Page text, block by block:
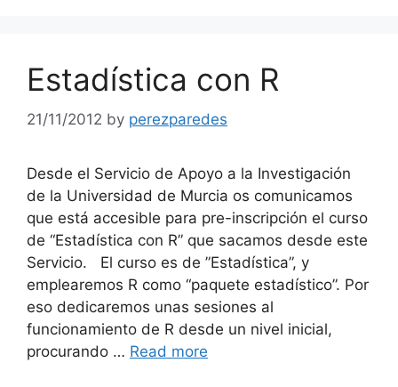
Estadística con R
21/11/2012 by perezparedes
Desde el Servicio de Apoyo a la Investigación
de la Universidad de Murcia os comunicamos
que está accesible para pre-inscripción el curso
de “Estadística con R” que sacamos desde este
Servicio. El curso es de ”Estadística”, y
emplearemos R como “paquete estadístico”. Por
eso dedicaremos unas sesiones al
funcionamiento de R desde un nivel inicial,
procurando … Read more